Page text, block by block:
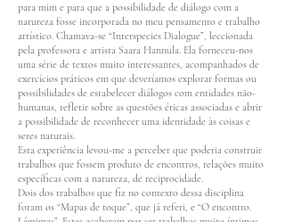
para mim e para que a possibilidade de diálogo com a
natureza fosse incorporada no meu pensamento e trabalho
artístico. Chamava-se “Interspecies Dialogue”, leccionada
pela professora e artista Saara Hannula. Ela forneceu-nos
uma série de textos muito interessantes, acompanhados de
exercícios práticos em que deveríamos explorar formas ou
possibilidades de estabelecer diálogos com entidades não-
humanas, refletir sobre as questões éticas associadas e abrir
a possibilidade de reconhecer uma identidade às coisas e
seres naturais.
Esta experiência levou-me a perceber que poderia construir
trabalhos que fossem produto de encontros, relações muito
específicas com a natureza, de reciprocidade.
Dois dos trabalhos que fiz no contexto dessa disciplina
foram os “Mapas de toque”, que já referi, e “O encontro.